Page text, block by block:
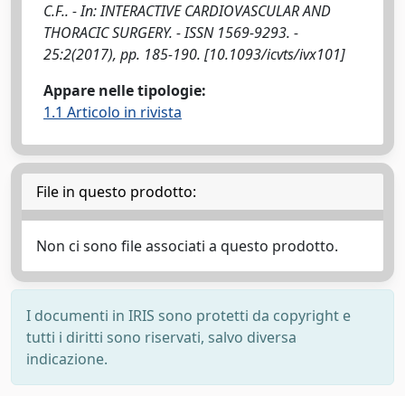
C.F.. - In: INTERACTIVE CARDIOVASCULAR AND
THORACIC SURGERY. - ISSN 1569-9293. -
25:2(2017), pp. 185-190. [10.1093/icvts/ivx101]
Appare nelle tipologie:
1.1 Articolo in rivista
File in questo prodotto:
Non ci sono file associati a questo prodotto.
I documenti in IRIS sono protetti da copyright e
tutti i diritti sono riservati, salvo diversa
indicazione.